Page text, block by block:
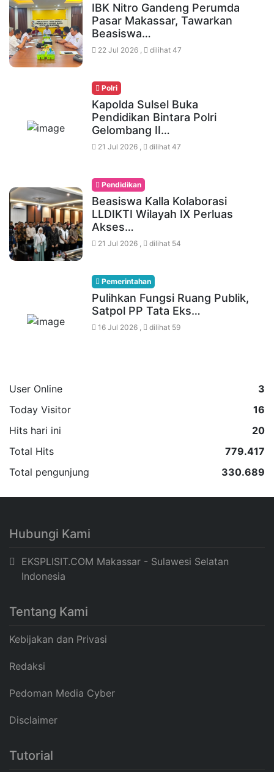
IBK Nitro Gandeng Perumda
Pasar Makassar, Tawarkan
Beasiswa…
22 Jul 2026 , dilihat 47
Polri
Kapolda Sulsel Buka
Pendidikan Bintara Polri
Gelombang II…
21 Jul 2026 , dilihat 47
Pendidikan
Beasiswa Kalla Kolaborasi
LLDIKTI Wilayah IX Perluas
Akses…
21 Jul 2026 , dilihat 54
Pemerintahan
Pulihkan Fungsi Ruang Publik,
Satpol PP Tata Eks…
16 Jul 2026 , dilihat 59
User Online
3
Today Visitor
16
Hits hari ini
20
Total Hits
779.417
Total pengunjung
330.689
Hubungi Kami
EKSPLISIT.COM Makassar - Sulawesi Selatan
Indonesia
Tentang Kami
Kebijakan dan Privasi
Redaksi
Pedoman Media Cyber
Disclaimer
Tutorial